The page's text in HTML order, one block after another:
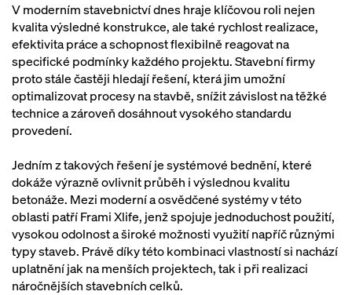
V moderním stavebnictví dnes hraje klíčovou roli nejen
kvalita výsledné konstrukce, ale také rychlost realizace,
efektivita práce a schopnost flexibilně reagovat na
specifické podmínky každého projektu. Stavební firmy
proto stále častěji hledají řešení, která jim umožní
optimalizovat procesy na stavbě, snížit závislost na těžké
technice a zároveň dosáhnout vysokého standardu
provedení.
Jedním z takových řešení je systémové bednění, které
dokáže výrazně ovlivnit průběh i výslednou kvalitu
betonáže. Mezi moderní a osvědčené systémy v této
oblasti patří Frami Xlife, jenž spojuje jednoduchost použití,
vysokou odolnost a široké možnosti využití napříč různými
typy staveb. Právě díky této kombinaci vlastností si nachází
uplatnění jak na menších projektech, tak i při realizaci
náročnějších stavebních celků.